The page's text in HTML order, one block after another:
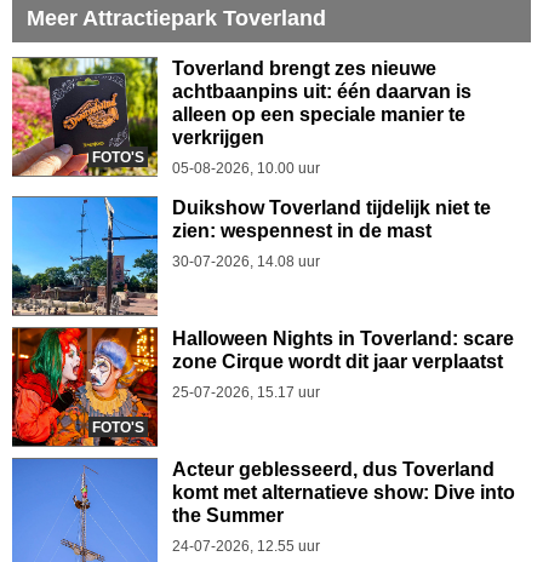
Meer Attractiepark Toverland
FOTO'S
Toverland brengt zes nieuwe
achtbaanpins uit: één daarvan is
alleen op een speciale manier te
verkrijgen
05-08-2026, 10.00 uur
Duikshow Toverland tijdelijk niet te
zien: wespennest in de mast
30-07-2026, 14.08 uur
FOTO'S
Halloween Nights in Toverland: scare
zone Cirque wordt dit jaar verplaatst
25-07-2026, 15.17 uur
Acteur geblesseerd, dus Toverland
komt met alternatieve show: Dive into
the Summer
24-07-2026, 12.55 uur